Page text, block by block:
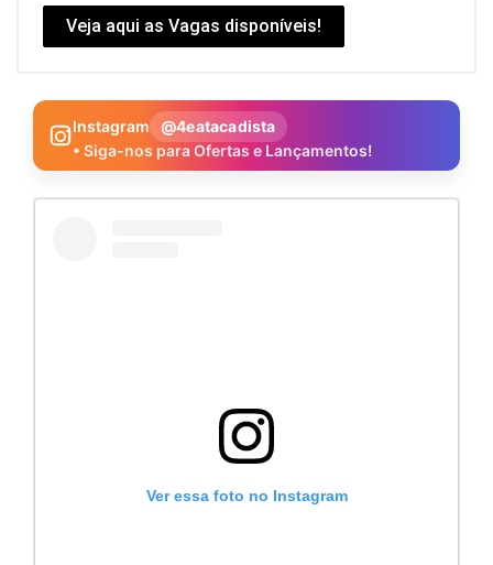
Veja aqui as Vagas disponíveis!
Instagram
@4eatacadista
• Siga-nos para Ofertas e Lançamentos!
Ver essa foto no Instagram